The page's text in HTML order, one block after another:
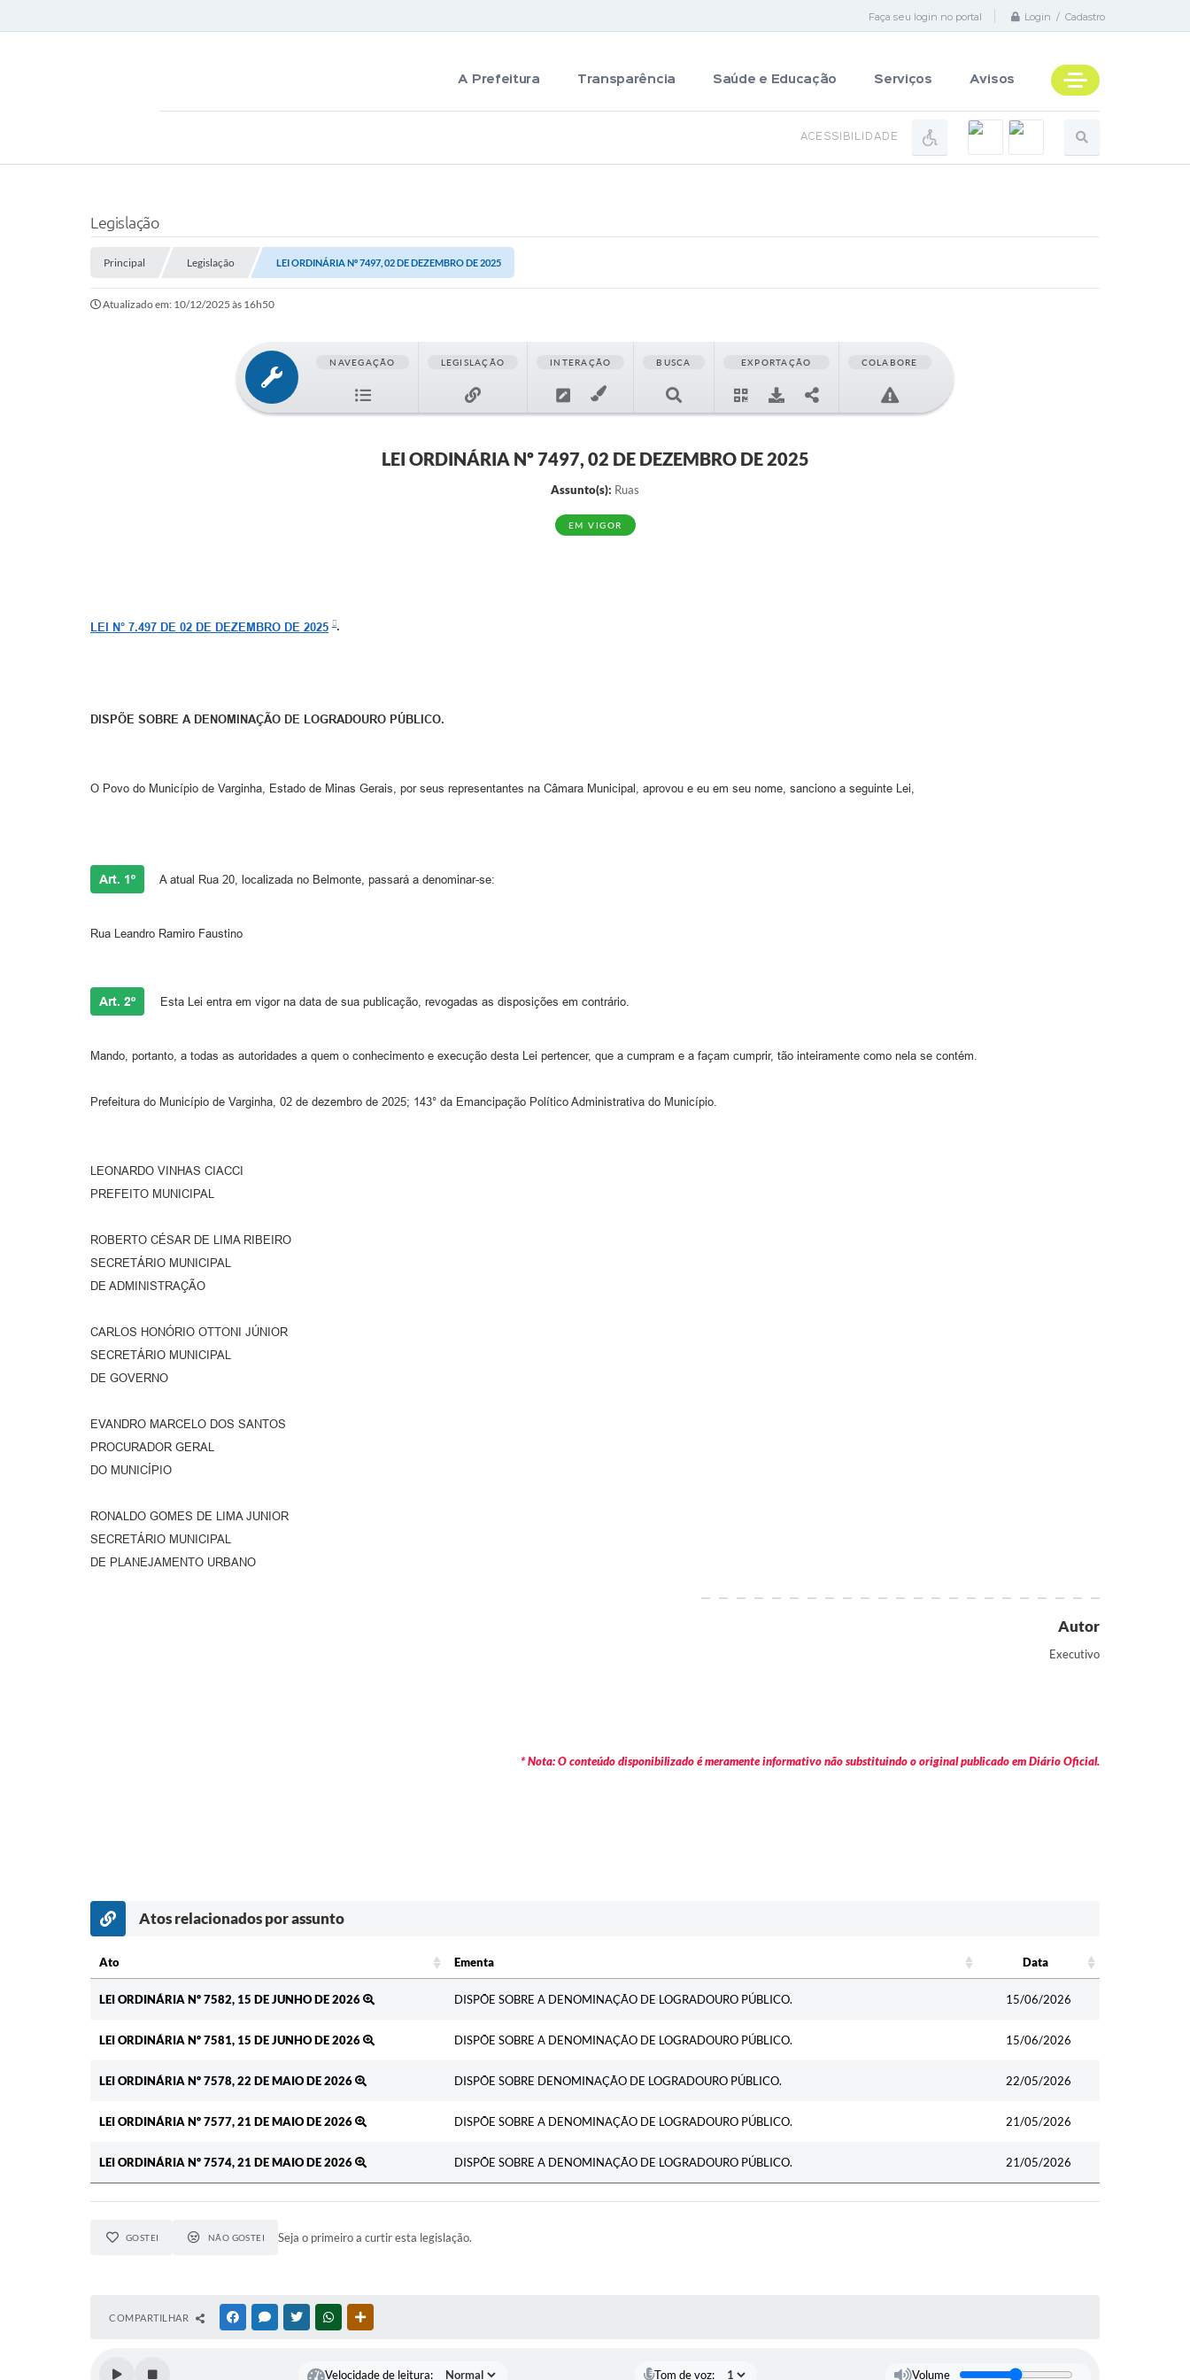
Faça seu login no portal Login / Cadastro
A Prefeitura Transparência Saúde e Educação Serviços Avisos
ACESSIBILIDADE
Legislação
Principal Legislação LEI ORDINÁRIA Nº 7497, 02 DE DEZEMBRO DE 2025
Atualizado em: 10/12/2025 às 16h50
NAVEGAÇÃO LEGISLAÇÃO INTERAÇÃO BUSCA EXPORTAÇÃO COLABORE
LEI ORDINÁRIA Nº 7497, 02 DE DEZEMBRO DE 2025
Assunto(s): Ruas
EM VIGOR
LEI N° 7.497 DE 02 DE DEZEMBRO DE 2025 .
DISPÕE SOBRE A DENOMINAÇÃO DE LOGRADOURO PÚBLICO.
O Povo do Município de Varginha, Estado de Minas Gerais, por seus representantes na Câmara Municipal, aprovou e eu em seu nome, sanciono a seguinte Lei,
Art. 1º A atual Rua 20, localizada no Belmonte, passará a denominar-se:
Rua Leandro Ramiro Faustino
Art. 2º Esta Lei entra em vigor na data de sua publicação, revogadas as disposições em contrário.
Mando, portanto, a todas as autoridades a quem o conhecimento e execução desta Lei pertencer, que a cumpram e a façam cumprir, tão inteiramente como nela se contém.
Prefeitura do Município de Varginha, 02 de dezembro de 2025; 143° da Emancipação Político Administrativa do Município.
LEONARDO VINHAS CIACCI
PREFEITO MUNICIPAL
ROBERTO CÉSAR DE LIMA RIBEIRO
SECRETÁRIO MUNICIPAL
DE ADMINISTRAÇÃO
CARLOS HONÓRIO OTTONI JÚNIOR
SECRETÁRIO MUNICIPAL
DE GOVERNO
EVANDRO MARCELO DOS SANTOS
PROCURADOR GERAL
DO MUNICÍPIO
RONALDO GOMES DE LIMA JUNIOR
SECRETÁRIO MUNICIPAL
DE PLANEJAMENTO URBANO
Autor
Executivo
* Nota: O conteúdo disponibilizado é meramente informativo não substituindo o original publicado em Diário Oficial.
Atos relacionados por assunto
Ato Ementa
Data
LEI ORDINÁRIA Nº 7582, 15 DE JUNHO DE 2026
DISPÕE SOBRE A DENOMINAÇÃO DE LOGRADOURO PÚBLICO. 15/06/2026
LEI ORDINÁRIA Nº 7581, 15 DE JUNHO DE 2026 DISPÕE SOBRE A DENOMINAÇÃO DE LOGRADOURO PÚBLICO. 15/06/2026
LEI ORDINÁRIA Nº 7578, 22 DE MAIO DE 2026 DISPÕE SOBRE DENOMINAÇÃO DE LOGRADOURO PÚBLICO. 22/05/2026
LEI ORDINÁRIA Nº 7577, 21 DE MAIO DE 2026 DISPÕE SOBRE A DENOMINAÇÃO DE LOGRADOURO PÚBLICO. 21/05/2026
LEI ORDINÁRIA Nº 7574, 21 DE MAIO DE 2026 DISPÕE SOBRE A DENOMINAÇÃO DE LOGRADOURO PÚBLICO. 21/05/2026
GOSTEI NÃO GOSTEI Seja o primeiro a curtir esta legislação.
COMPARTILHAR FACEBOOKMESSENGER
TWITTERWHATSAPP
Velocidade de leitura: Tom de voz: Volume